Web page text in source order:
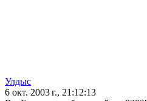
Улдыс
6 окт. 2003 г., 21:12:13